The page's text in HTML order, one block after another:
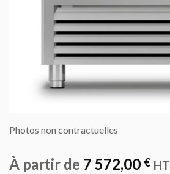
Photos non contractuelles
À partir de 7 572,00 € HT